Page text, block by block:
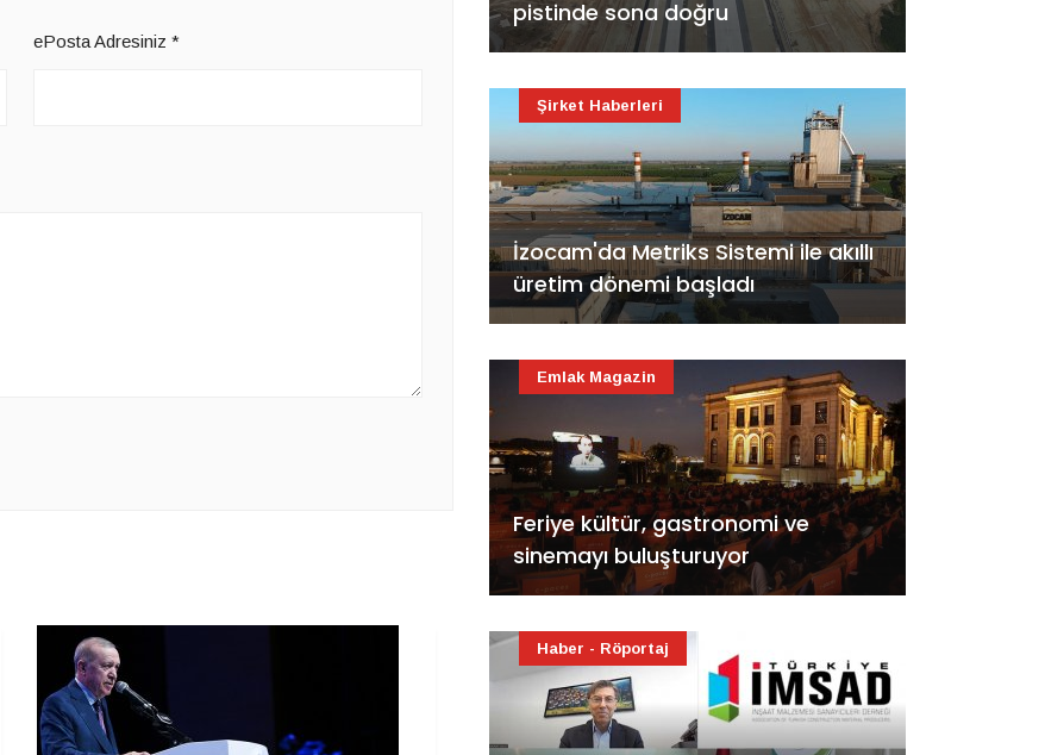
ePosta Adresiniz *
pistinde sona doğru
İzocam'da Metriks Sistemi ile akıllı
üretim dönemi başladı
Şirket Haberleri
Feriye kültür, gastronomi ve
sinemayı buluşturuyor
Emlak Magazin
Haber - Röportaj